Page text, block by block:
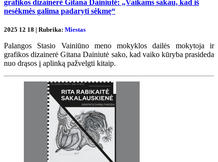
grafikos dizainerė Gitana Dainiutė: „Vaikams sakau, kad iš
nesėkmės galima padaryti sėkmę“
2025 12 18 | Rubrika: Miestas
Palangos Stasio Vainiūno meno mokyklos dailės mokytoja ir
grafikos dizainerė Gitana Dainiutė sako, kad vaiko kūryba prasideda
nuo drąsos į aplinką pažvelgti kitaip.